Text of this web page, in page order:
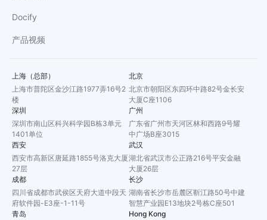
Docify
产品视频
上海（总部）
上海市普陀区金沙江路1977弄16号2
楼
北京
北京市朝阳区东四环中路82号金长安
大厦C座1106
深圳
深圳市南山区科兴科学园B栋3单元
1401单位
广州
广东省广州市天河区林和西路9号耀
中广场B座3015
西安
西安市高新区唐延路1855号洛克大厦
27层
武汉
湖北省武汉市公正路216号平安金融
大厦26层
成都
四川省成都市武侯区天府大道中段天
府软件园-E3座-1-11号
长沙
湖南省长沙市岳麓区靳江路50号中建
智慧产业园E13地块2号栋C座501
青岛
Hong Kong